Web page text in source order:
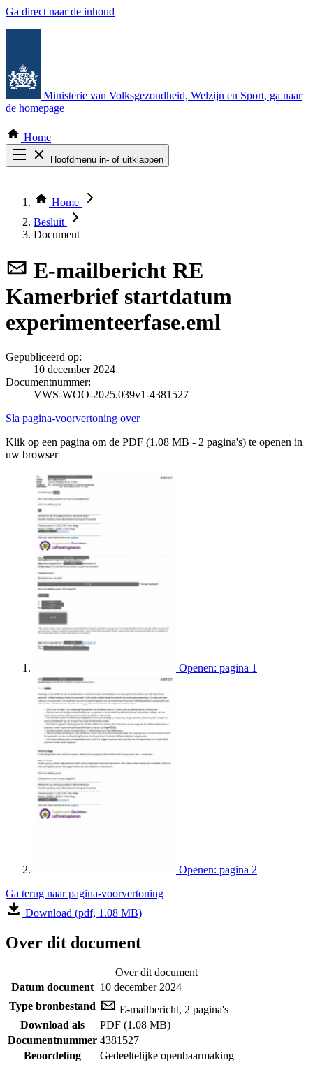
Ga direct naar de inhoud
Ministerie van Volksgezondheid, Welzijn en Sport, ga naar
de homepage
Home
Hoofdmenu in- of uitklappen
Thema COVID-19
Bekijk per bestuursorgaan
Home
Besluit
Document
E-mailbericht RE
Kamerbrief startdatum
experimenteerfase.eml
Gepubliceerd op:
10 december 2024
Documentnummer:
VWS-WOO-2025.039v1-4381527
Sla pagina-voorvertoning over
Klik op een pagina om de PDF (1.08 MB - 2 pagina's) te openen in
uw browser
Openen: pagina 1
Openen: pagina 2
Ga terug naar pagina-voorvertoning
Download (pdf, 1.08 MB)
Over dit document
Over dit document
Datum document 10 december 2024
Type bronbestand
E-mailbericht, 2 pagina's
Download als
PDF (1.08 MB)
Documentnummer 4381527
Beoordeling
Gedeeltelijke openbaarmaking